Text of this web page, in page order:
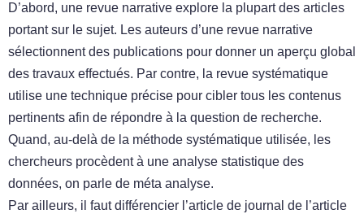
D’abord, une revue narrative explore la plupart des articles
portant sur le sujet. Les auteurs d’une revue narrative
sélectionnent des publications pour donner un aperçu global
des travaux effectués. Par contre, la revue systématique
utilise une technique précise pour cibler tous les contenus
pertinents afin de répondre à la question de recherche.
Quand, au-delà de la méthode systématique utilisée, les
chercheurs procèdent à une analyse statistique des
données, on parle de méta analyse.
Par ailleurs, il faut différencier l’article de journal de l’article